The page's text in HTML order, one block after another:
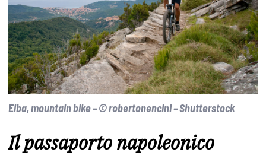
Elba, mountain bike – © robertonencini – Shutterstock
Il passaporto napoleonico